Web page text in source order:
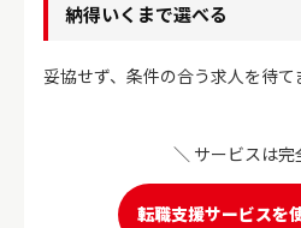
納得いくまで選べる
妥協せず、条件の合う求人を待て
＼ サービスは完
転職支援サービスを